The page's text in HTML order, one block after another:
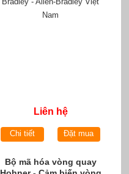
Liên hệ
Chi tiết Đặt mua
Bộ mã hóa vòng quay